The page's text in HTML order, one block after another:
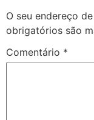
O seu endereço
obrigatórios são
Comentário *